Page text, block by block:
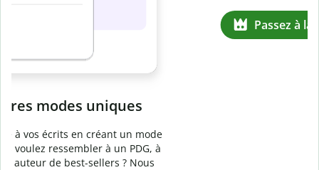
Prévenezle plagiat involontaire
Vérifiez que vos écrits sont 100 % les vôtres grâce au
logiciel anti-plagiat. Analysez votre document en quelques
secondes et identifiez les citations manquantes dans plus